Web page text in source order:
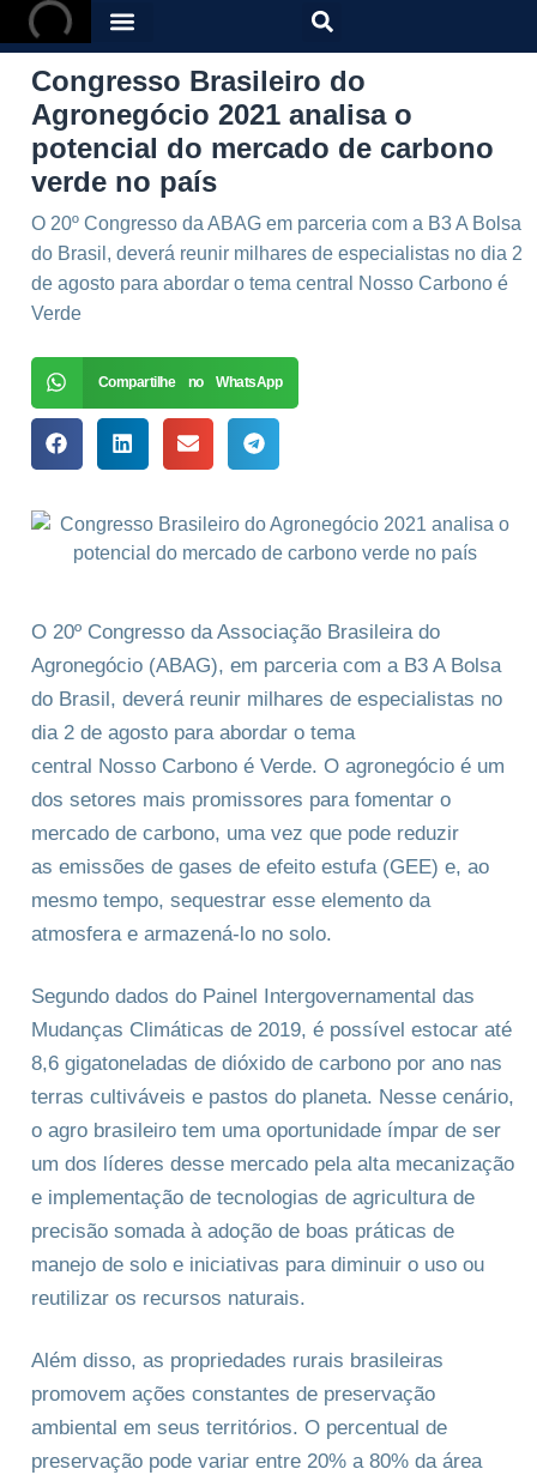
Congresso Brasileiro do
Agronegócio 2021 analisa o
potencial do mercado de carbono
verde no país
O 20º Congresso da ABAG em parceria com a B3 A Bolsa
do Brasil, deverá reunir milhares de especialistas no dia 2
de agosto para abordar o tema central Nosso Carbono é
Verde
Compartilhe no WhatsApp
O 20º Congresso da Associação Brasileira do
Agronegócio (ABAG), em parceria com a B3 A Bolsa
do Brasil, deverá reunir milhares de especialistas no
dia 2 de agosto para abordar o tema
central Nosso Carbono é Verde. O agronegócio é um
dos setores mais promissores para fomentar o
mercado de carbono, uma vez que pode reduzir
as emissões de gases de efeito estufa (GEE) e, ao
mesmo tempo, sequestrar esse elemento da
atmosfera e armazená-lo no solo.
Segundo dados do Painel Intergovernamental das
Mudanças Climáticas de 2019, é possível estocar até
8,6 gigatoneladas de dióxido de carbono por ano nas
terras cultiváveis e pastos do planeta. Nesse cenário,
o agro brasileiro tem uma oportunidade ímpar de ser
um dos líderes desse mercado pela alta mecanização
e implementação de tecnologias de agricultura de
precisão somada à adoção de boas práticas de
manejo de solo e iniciativas para diminuir o uso ou
reutilizar os recursos naturais.
Além disso, as propriedades rurais brasileiras
promovem ações constantes de preservação
ambiental em seus territórios. O percentual de
preservação pode variar entre 20% a 80% da área